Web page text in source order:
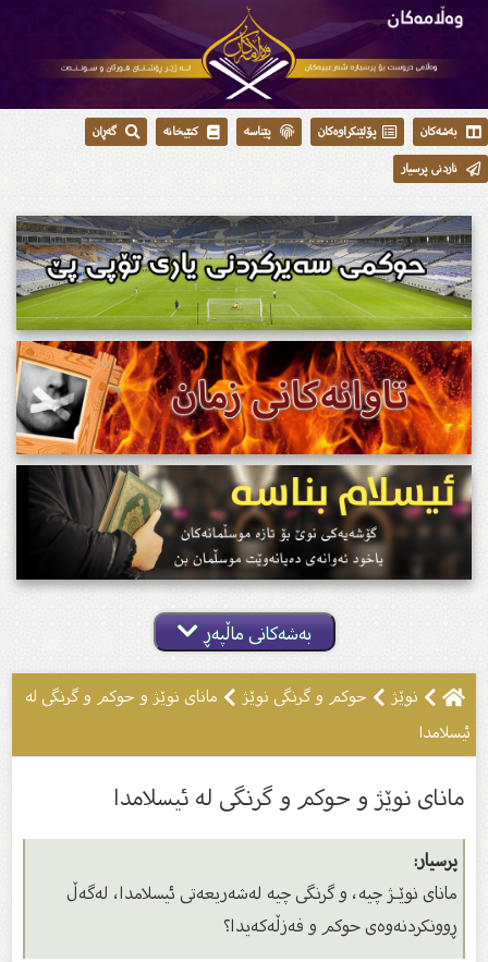
بەشەکان پۆلێنکراوەکان پێناسە کتێبخانە
گەڕان
ناردنی پرسیار
بەشەکانی ماڵپەڕ
نوێژ حوکم و گرنگى نوێژ
ماناى نوێژ و حوکم و گرنگى لە
ئیسلامدا
ماناى نوێژ و حوکم و گرنگى لە ئیسلامدا
پرسیار:
ماناى نوێـژ چیه‌، و گرنگى چیه‌ له‌شه‌ریعه‌تى ئیسلامدا، له‌گه‌ڵ
ڕوونكردنه‌وه‌ى حوكم و فه‌زڵه‌كه‌یدا؟